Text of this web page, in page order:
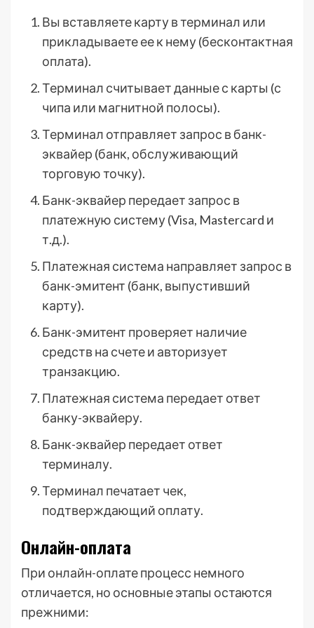
Вы вставляете карту в терминал или
прикладываете ее к нему (бесконтактная
оплата).
Терминал считывает данные с карты (с
чипа или магнитной полосы).
Терминал отправляет запрос в банк-
эквайер (банк, обслуживающий
торговую точку).
Банк-эквайер передает запрос в
платежную систему (Visa, Mastercard и
т.д.).
Платежная система направляет запрос в
банк-эмитент (банк, выпустивший
карту).
Банк-эмитент проверяет наличие
средств на счете и авторизует
транзакцию.
Платежная система передает ответ
банку-эквайеру.
Банк-эквайер передает ответ
терминалу.
Терминал печатает чек,
подтверждающий оплату.
Онлайн-оплата
При онлайн-оплате процесс немного
отличается, но основные этапы остаются
прежними: